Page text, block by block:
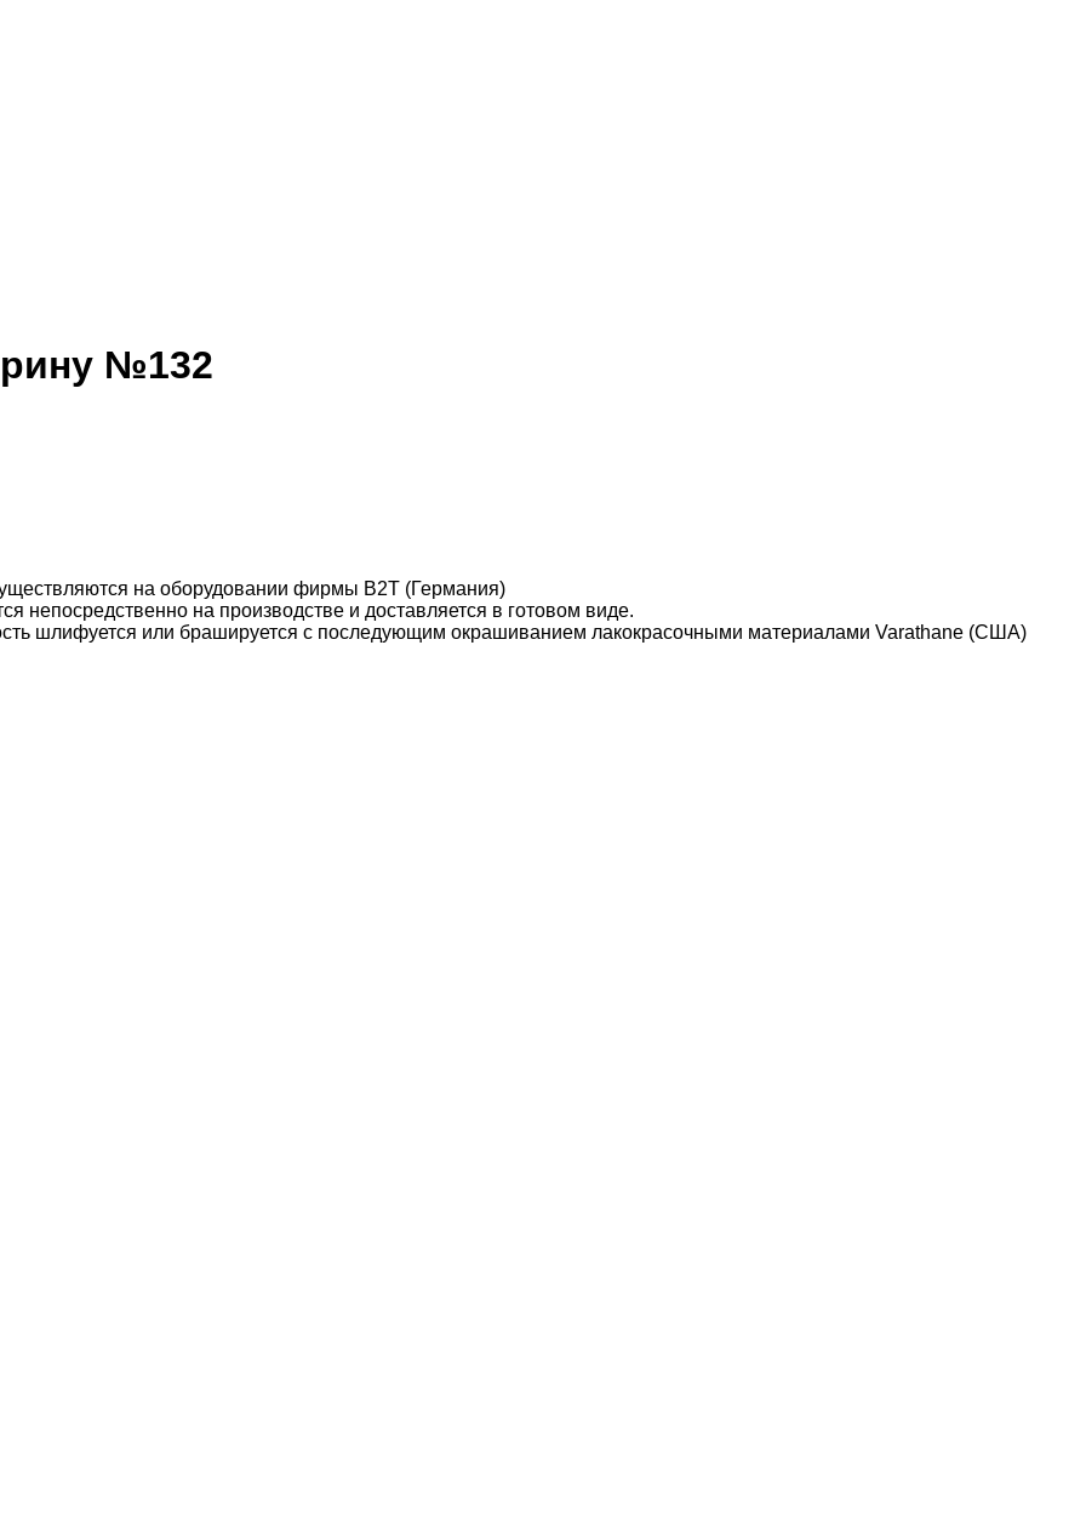
№132
на оборудовании фирмы B2T (Германия)
непосредственно на производстве и доставляется в готовом виде.
шлифуется или брашируется с последующим окрашиванием лакокрасочными материалами Varathane (США)